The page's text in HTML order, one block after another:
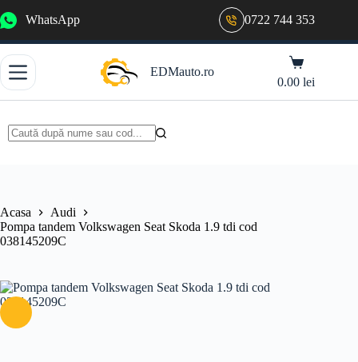
la
WhatsApp 0722 744 353
EDMauto.ro
Coș
de
cumpărături
0.00lei
Acasa
Audi
Pompa tandem Volkswagen Seat Skoda 1.9 tdi cod
038145209C